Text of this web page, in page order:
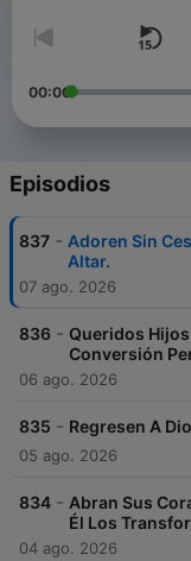
00:00
Episodios
837 - Adoren Sin
Altar.
07 ago. 2026
836 - Queridos
Conversión
06 ago. 2026
835 - Regresen A
05 ago. 2026
834 - Abran Sus
Él Los
04 ago. 2026